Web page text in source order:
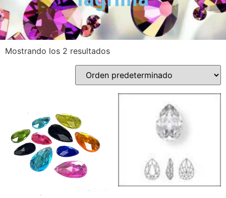
Mostrando los 2 resultados